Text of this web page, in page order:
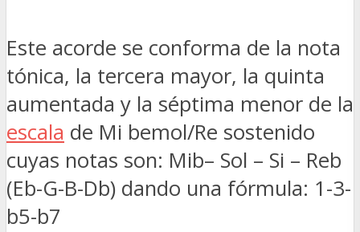
Este acorde se conforma de la nota
tónica, la tercera mayor, la quinta
aumentada y la séptima menor de la
escala de Mi bemol/Re sostenido
cuyas notas son: Mib– Sol – Si – Reb
(Eb-G-B-Db) dando una fórmula: 1-3-
b5-b7